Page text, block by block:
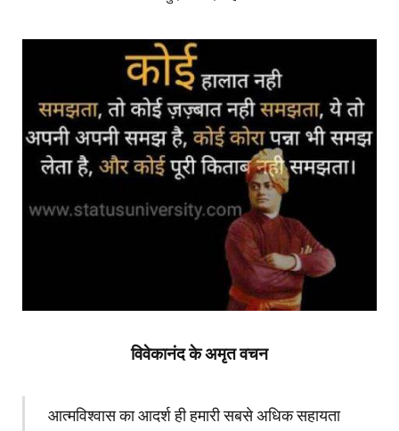
विवेकानंद के अमृत वचन
आत्मविश्वास का आदर्श ही हमारी सबसे अधिक सहायता